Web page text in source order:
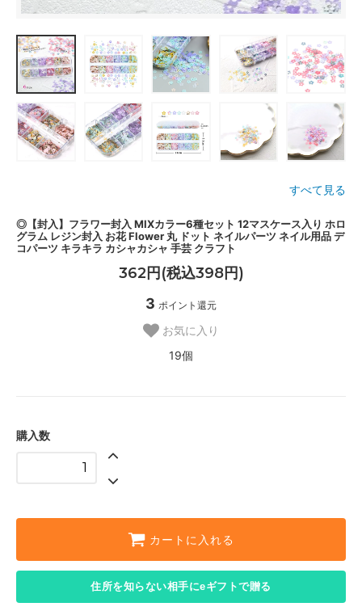
すべて見る
◎【封入】フラワー封入 MIXカラー6種セット 12マスケース入り ホロ
グラム レジン封入 お花 Flower 丸 ドット ネイルパーツ ネイル用品 デ
コパーツ キラキラ カシャカシャ 手芸 クラフト
362円(税込398円)
3 ポイント還元
お気に入り
19個
購入数
カートに入れる
住所を知らない相手にeギフトで贈る